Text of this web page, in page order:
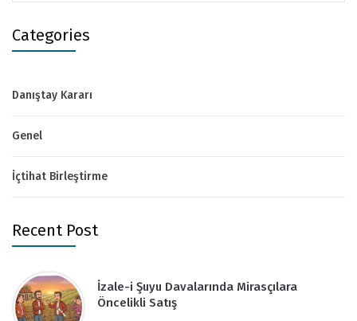
Categories
Danıştay Kararı
Genel
İçtihat Birleştirme
Recent Post
İzale-i Şuyu Davalarında Mirasçılara
Öncelikli Satış